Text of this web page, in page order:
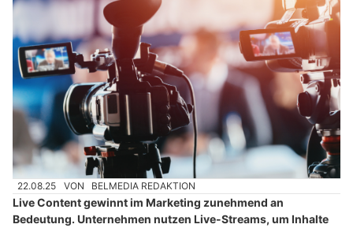
22.08.25 VON BELMEDIA REDAKTION
Live Content gewinnt im Marketing zunehmend an
Bedeutung. Unternehmen nutzen Live-Streams, um Inhalte